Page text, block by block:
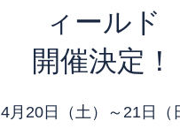
ィールド
開催決定！
4月20日（土）～21日（